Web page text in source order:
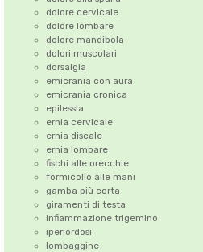
dolore cervicale
dolore lombare
dolore mandibola
dolori muscolari
dorsalgia
emicrania con aura
emicrania cronica
epilessia
ernia cervicale
ernia discale
ernia lombare
fischi alle orecchie
formicolio alle mani
gamba più corta
giramenti di testa
infiammazione trigemino
iperlordosi
lombaggine